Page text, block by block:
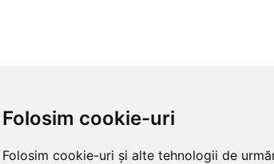
Folosim cookie-uri
Folosim cookie-uri și alte tehnologii de